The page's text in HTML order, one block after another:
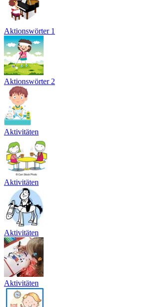
Aktionswörter 1
Aktionswörter 2
Aktivitäten
Aktivitäten
Aktivitäten
Aktivitäten